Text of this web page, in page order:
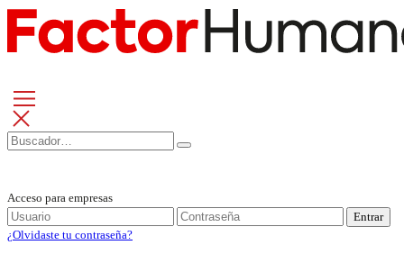
Acceso para empresas
Entrar
¿Olvidaste tu contraseña?